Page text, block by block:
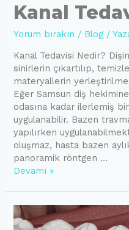
Kanal
Yorum bırakın / Blog /
Kanal Tedavisi Nedir?
sinirlerin çıkartılıp,
materyallerin
Eğer Samsun diş
odasına kadar ilerlemiş
uygulanabilir. Bazen
yapılırken
oluşmaz, hasta bazen
panoramik röntgen …
Kanal
Devamı »